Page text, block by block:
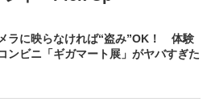
ラに映らなければ“盗み”OK！ 体験
ンビニ「ギガマート展」がヤバすぎた